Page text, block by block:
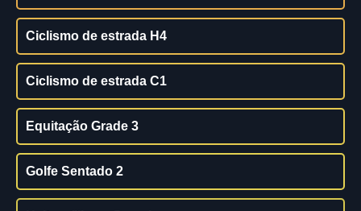
Ciclismo de estrada H4
Ciclismo de estrada C1
Equitação Grade 3
Golfe Sentado 2